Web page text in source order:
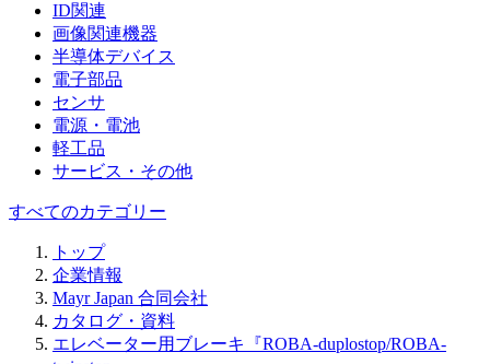
ID関連
画像関連機器
半導体デバイス
電子部品
センサ
電源・電池
軽工品
サービス・その他
すべてのカテゴリー
トップ
企業情報
Mayr Japan 合同会社
カタログ・資料
エレベーター用ブレーキ『ROBA-duplostop/ROBA-